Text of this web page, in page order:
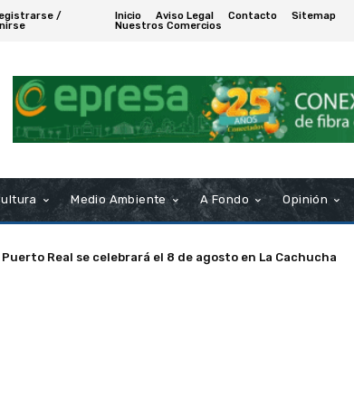
/
Inicio Aviso Legal Contacto
Sitemap
Nuestros Comercios
Medio Ambiente A Fondo Opinión
Real se celebrará el 8 de agosto en La Cachucha